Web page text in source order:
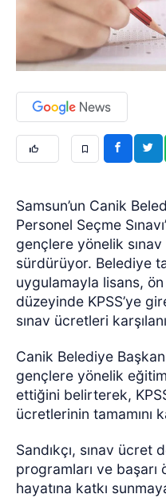
Samsun’un Canik
Personel Seçme
gençlere yönelik
sürdürüyor. Belediye
uygulamayla lisans,
düzeyinde KPSS’ye
sınav ücretleri
Canik Belediye
gençlere yönelik
ettiğini belirterek,
ücretlerinin tamamını
Sandıkçı, sınav
programları ve
hayatına katkı